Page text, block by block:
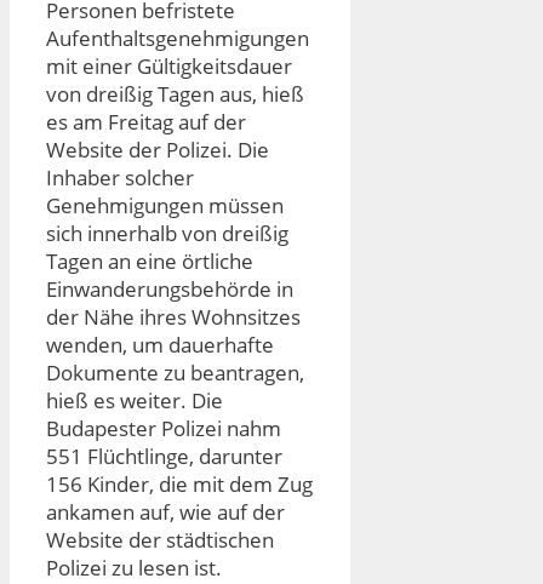
Personen befristete
Aufenthaltsgenehmigungen
mit einer Gültigkeitsdauer
von dreißig Tagen aus, hieß
es am Freitag auf der
Website der Polizei. Die
Inhaber solcher
Genehmigungen müssen
sich innerhalb von dreißig
Tagen an eine örtliche
Einwanderungsbehörde in
der Nähe ihres Wohnsitzes
wenden, um dauerhafte
Dokumente zu beantragen,
hieß es weiter. Die
Budapester Polizei nahm
551 Flüchtlinge, darunter
156 Kinder, die mit dem Zug
ankamen auf, wie auf der
Website der städtischen
Polizei zu lesen ist.